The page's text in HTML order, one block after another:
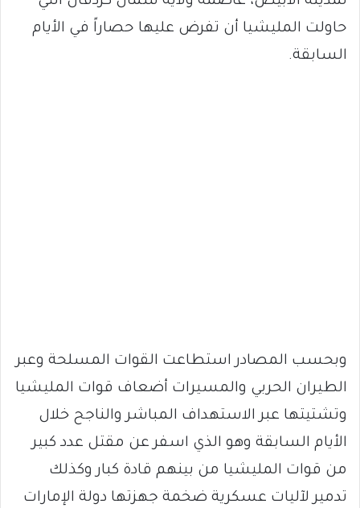
حاولت المليشيا أن تفرض عليها حصاراً في الأيام
السابقة.
وبحسب المصادر استطاعت القوات المسلحة وعبر
الطيران الحربي والمسيرات أضعاف قوات المليشيا
وتشتيتها عبر الاستهداف المباشر والناجح خلال
الأيام السابقة وهو الذي اسفر عن مقتل عدد كبير
من قوات المليشيا من بينهم قادة كبار وكذلك
تدمير لآليات عسكرية ضخمة جهزتها دولة الإمارات